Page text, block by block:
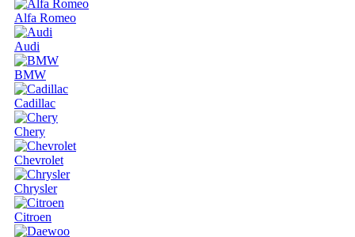
Alfa Romeo
Audi
BMW
Cadillac
Chery
Chevrolet
Chrysler
Citroen